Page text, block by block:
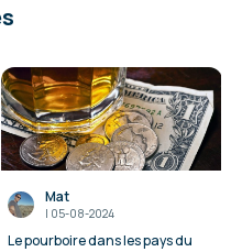
Mat
I 05-08-2024
Le pourboire dans les pays du